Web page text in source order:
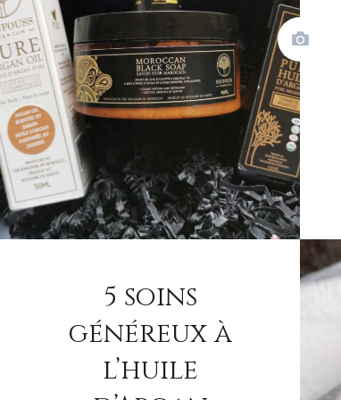
5 soins
généreux à
l’huile